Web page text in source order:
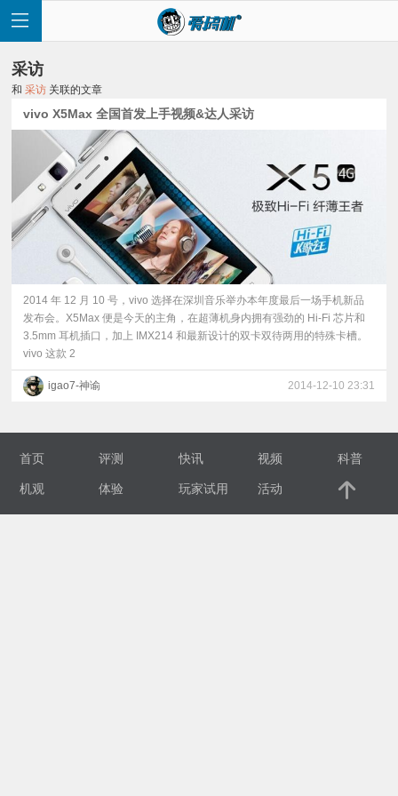
页
快
讯
评
测
科
采访
和采访 关联的文章
vivo X5Max 全国首发上手视频&达人采访
2014 年 12 月 10 号，vivo 选择在深圳音乐举办本年度最后一场手机新品
发布会。X5Max 便是今天的主角，在超薄机身内拥有强劲的 Hi-Fi 芯片和
3.5mm 耳机插口，加上 IMX214 和最新设计的双卡双待两用的特殊卡槽。
vivo 这款 2
igao7-神谕 2014-12-10 23:31
首页 评测 快讯 视频 科普
机观 体验 玩家试用 活动